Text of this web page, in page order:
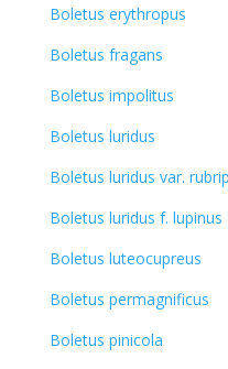
Boletus erythropus
Boletus fragans
Boletus impolitus
Boletus luridus
Boletus luridus var.
Boletus luridus f. lupinus
Boletus luteocupreus
Boletus permagnificus
Boletus pinicola